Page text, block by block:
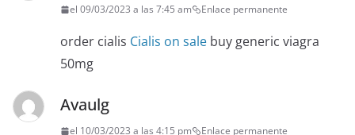
el 09/03/2023 a las 7:45 am Enlace permanente
order cialis Cialis on sale buy generic viagra
50mg
Avaulg
el 10/03/2023 a las 4:15 pm Enlace permanente